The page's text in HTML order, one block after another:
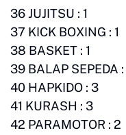
36 JUJITSU : 1
37 KICK BOXING : 1
38 BASKET : 1
39 BALAP SEPEDA :
40 HAPKIDO : 3
41 KURASH : 3
42 PARAMOTOR : 2